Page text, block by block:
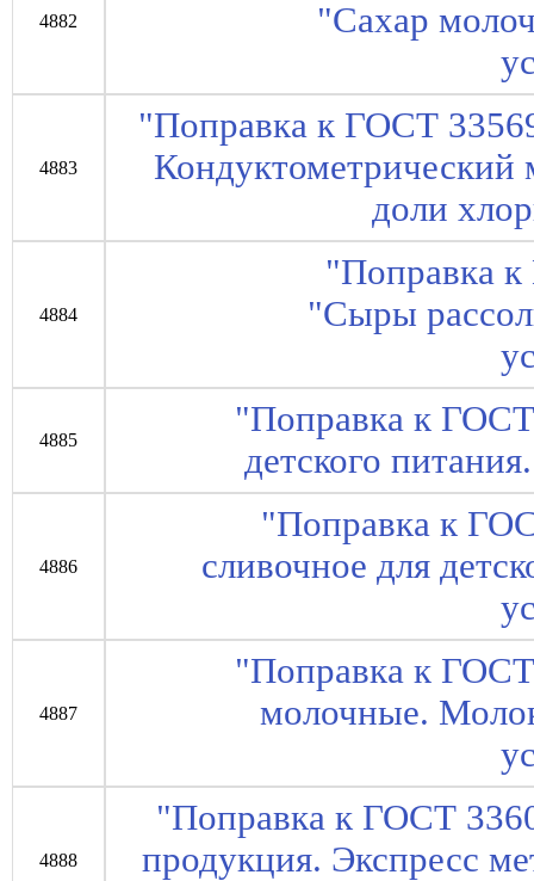
4882
"Сахар
4883
"Поправка к ГОСТ
Кондуктометрический
доли
4884
"Поправка
"Сыры
4885
"Поправка к
детского
4886
"Поправка к
сливочное для
4887
"Поправка к
молочные.
4888
"Поправка к ГОСТ
продукция. Экспресс